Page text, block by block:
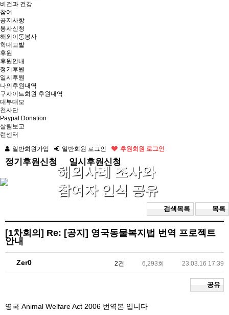
비건과 건강
참여
공지사항
봉사신청
해외이동봉사
학대고발
후원
후원안내
정기후원
일시후원
나의후원내역
구사이트회원 후원내역
대부대모
천사단
Paypal Donation
살림보고
런센터
일반회원가입
일반회원 로그인 후원회원 로그인
정기후원신청 일시후원신청
해외사례 조사와
참여자 인식 공유
검색목록 목록
[1차회의] Re: [공지] 영국동물복지법 번역 프로젝트
안내
Zer0 2건 6,293회 23.03.16 17:39
공유
영국 Animal Welfare Act 2006 번역본 입니다